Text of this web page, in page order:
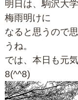
明日は、駒沢大
梅雨明けに
なると思うので
うね。
では、本日も元
8(^^8)